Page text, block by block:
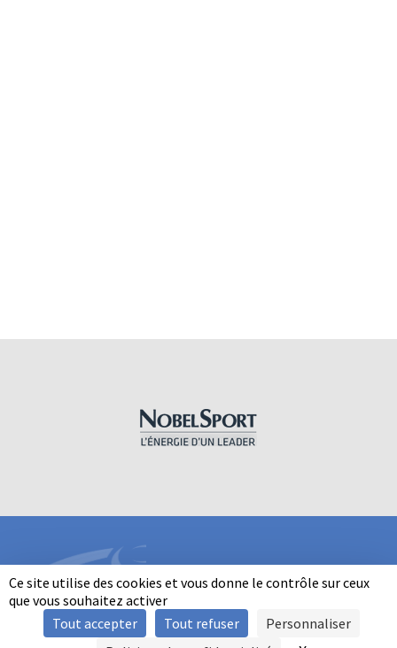
Ce site utilise des cookies et vous donne le contrôle sur ceux
que vous souhaitez activer
Tout accepter
Tout refuser
Personnaliser
INFORMATIONS